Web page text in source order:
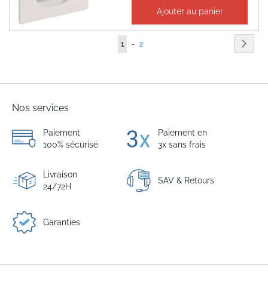
27,08 €
Ajouter au panier
Vous
1 - Page
2
Nos services
Paiement
100% sécurisé
Paiement en
3x sans frais
Livraison
24/72H
SAV & Retours
Garanties